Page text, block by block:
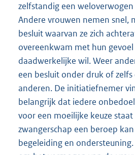
zelfstandig een
Andere vrouwen nemen snel,
besluit waarvan ze zich
overeenkwam met hun
daadwerkelijke wil. Weer
een besluit onder druk of
anderen. De initiatiefnemer
belangrijk dat iedere
voor een moeilijke keuze
zwangerschap een beroep
begeleiding en